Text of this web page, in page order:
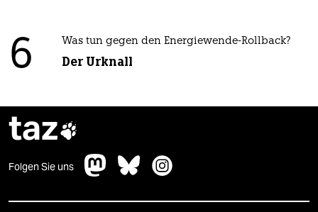
6 Was tun gegen den Energiewende-Rollback?
Der Urknall
taz
Folgen Sie uns